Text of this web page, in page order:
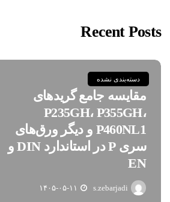
Recent Posts
دسته‌بندی نشده
مقایسه جامع گریدهای
P235GH، P355GH،
P460NL1 و دیگر ورق‌های
سری P در استاندارد DIN و
EN
s.zebarjadi ۱۴۰۵-۰۵-۱۱